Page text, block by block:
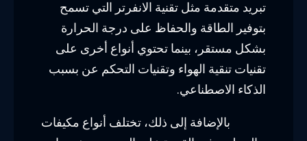
تبريد متقدمة مثل تقنية الانفرتر التي تسمح
بتوفير الطاقة والحفاظ على درجة الحرارة
بشكل مستقر، بينما تحتوي أنواع أخرى على
تقنيات تنقية الهواء وتقنيات التحكم عن بسبب
الذكاء الاصطناعي.
بالإضافة إلى ذلك، تختلف أنواع مكيفات